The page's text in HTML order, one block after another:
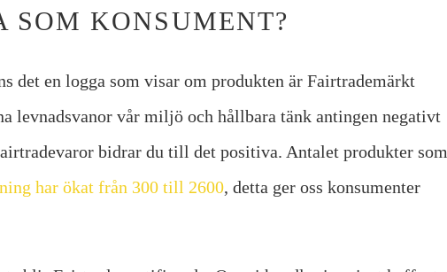
SOM KONSUMENT?
det en logga som visar om produkten är Fairtrademärkt
levnadsvanor vår miljö och hållbara tänk antingen negativt
bidrar du till det positiva. Antalet produkter som
har ökat från 300 till 2600, detta ger oss konsumenter